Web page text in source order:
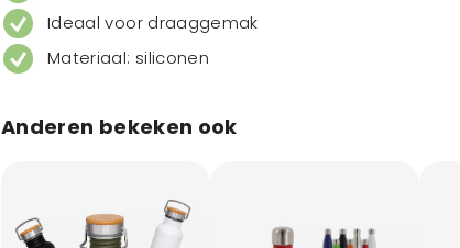
Ideaal voor draaggemak
Materiaal: siliconen
Anderen bekeken ook